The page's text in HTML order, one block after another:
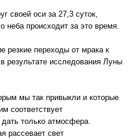
своей оси за 27,3 суток,
неба происходит за это время.
резкие переходы от мрака к
результате исследования Луны
мы так привыкли и которые
соответствует
только атмосфера.
рассевает свет